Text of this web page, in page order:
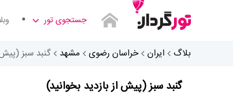
جستجوی تور
بلاگ ایران خراسان رضوی مشهد گنبد سبز (پیش
گنبد سبز (پیش از بازدید بخوانید)